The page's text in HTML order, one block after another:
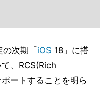
次期「 iOS 18」に搭
、RCS(Rich
ートすることを明ら